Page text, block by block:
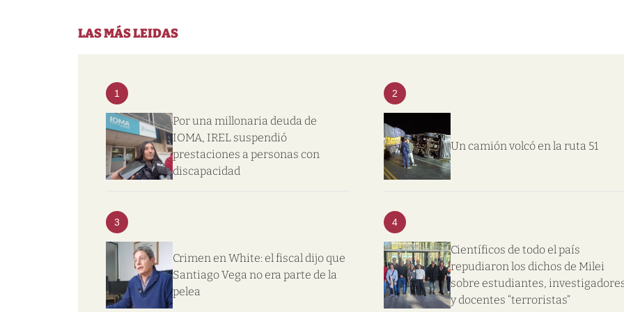
LAS MÁS LEIDAS
1
Por una millonaria deuda de
IOMA, IREL suspendió
prestaciones a personas con
discapacidad
2
Un camión volcó en la ruta 51
3
Crimen en White: el fiscal dijo que
Santiago Vega no era parte de la
pelea
4
Científicos de todo el país
repudiaron los dichos de Milei
sobre estudiantes,
y docentes “terroristas”